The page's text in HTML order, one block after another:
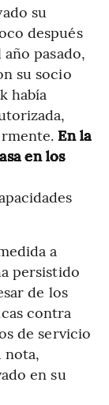
su
después
pasado,
su socio
había
En la
en los
a
persistido
de los
contra
de servicio
nota,
en su